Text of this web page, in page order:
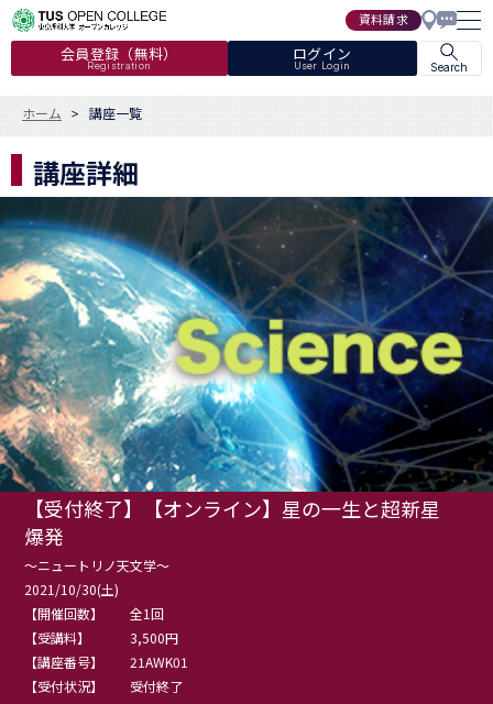
資料請求
会員登録（無料）
Registration
ログイン
User Login Search
ホーム 講座一覧
講座詳細
【受付終了】【オンライン】星の一生と超新星
爆発
～ニュートリノ天文学～
2021/10/30(土)
【開催回数】
全1回
【受講料】
3,500円
【講座番号】
21AWK01
【受付状況】
受付終了